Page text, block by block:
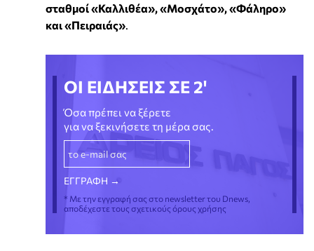
σταθμοί «Καλλιθέα», «Μοσχάτο», «Φάληρο»
και «Πειραιάς»
ΟΙ ΕΙΔΗΣΕΙΣ ΣΕ 2'
Όσα πρέπει να ξέρετε
για να ξεκινήσετε τη μέρα σας.
* Με την εγγραφή σας στο newsletter του Dnews,
αποδέχεστε τους σχετικούς όρους χρήσης